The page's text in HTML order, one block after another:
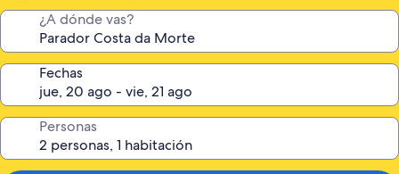
¿A dónde vas?
Fechas
Personas